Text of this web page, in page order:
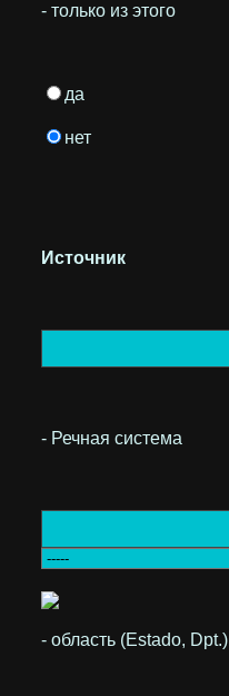
- только из этого
да
нет
Источник
- Речная система
- область (Estado, Dpt.)